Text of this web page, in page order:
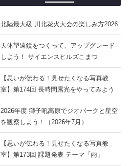
北陸最大級 川北花火大会の楽しみ方2026
天体望遠鏡をつくって、アップグレード
しよう！ サイエンスヒルズこまつ
【思いが伝わる！見せたくなる写真教
室】第174回 長時間露光をやってみよう
2026年度 獅子吼高原でジオパークと星空
を観察しよう！（2026年7月）
【思いが伝わる！見せたくなる写真教
室】第173回 課題発表 テーマ「雨」